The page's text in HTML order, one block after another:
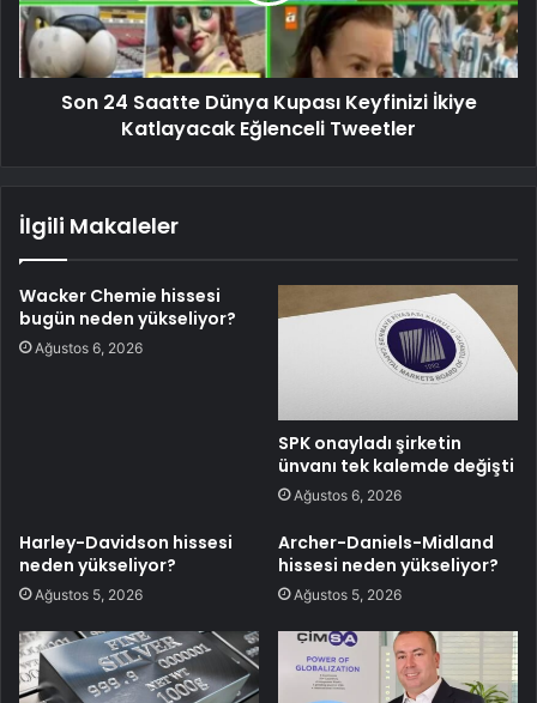
Son 24 Saatte Dünya Kupası Keyfinizi İkiye
Katlayacak Eğlenceli Tweetler
İlgili Makaleler
Wacker Chemie hissesi
bugün neden yükseliyor?
Ağustos 6, 2026
SPK onayladı şirketin
ünvanı tek kalemde değişti
Ağustos 6, 2026
Harley-Davidson hissesi
neden yükseliyor?
Ağustos 5, 2026
Archer-Daniels-Midland
hissesi neden yükseliyor?
Ağustos 5, 2026